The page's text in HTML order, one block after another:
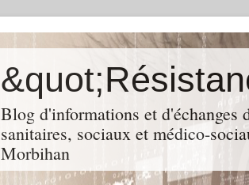
Blog d'informations et d'échanges
sanitaires, sociaux et médico-
Morbihan